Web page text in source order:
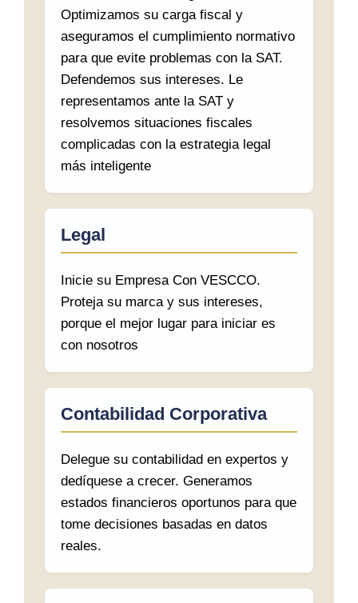
Optimizamos su carga fiscal y
aseguramos el cumplimiento normativo
para que evite problemas con la SAT.
Defendemos sus intereses. Le
representamos ante la SAT y
resolvemos situaciones fiscales
complicadas con la estrategia legal
más inteligente
Legal
Inicie su Empresa Con VESCCO.
Proteja su marca y sus intereses,
porque el mejor lugar para iniciar es
con nosotros
Contabilidad Corporativa
Delegue su contabilidad en expertos y
dedíquese a crecer. Generamos
estados financieros oportunos para que
tome decisiones basadas en datos
reales.